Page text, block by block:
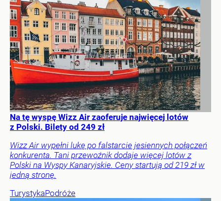
Na tę wyspę Wizz Air zaoferuje najwięcej lotów
z Polski. Bilety od 249 zł
Wizz Air wypełni lukę po falstarcie jesiennych połączeń
konkurenta. Tani przewoźnik dodaje więcej lotów z
Polski na Wyspy Kanaryjskie. Ceny startują od 219 zł w
jedną stronę.
TurystykaPodróże